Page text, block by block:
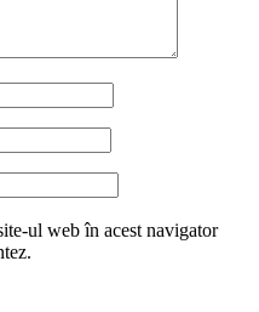
ul web în acest navigator